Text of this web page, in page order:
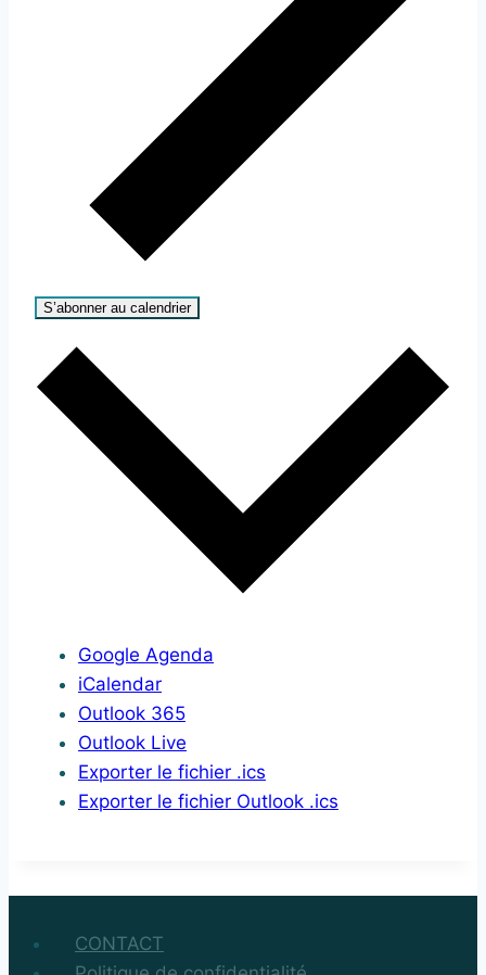
S’abonner au calendrier
Google Agenda
iCalendar
Outlook 365
Outlook Live
Exporter le fichier .ics
Exporter le fichier Outlook .ics
CONTACT